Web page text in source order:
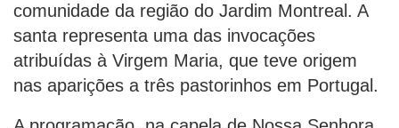
comunidade da região do Jardim Montreal. A
santa representa uma das invocações
atribuídas à Virgem Maria, que teve origem
nas aparições a três pastorinhos em Portugal.